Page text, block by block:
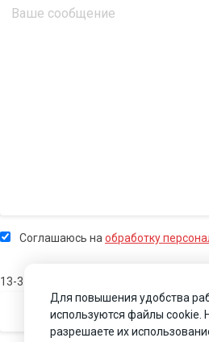
Соглашаюсь наобработку
13-3
Для повышения удобства
используются файлы cookie.
разрешаете их